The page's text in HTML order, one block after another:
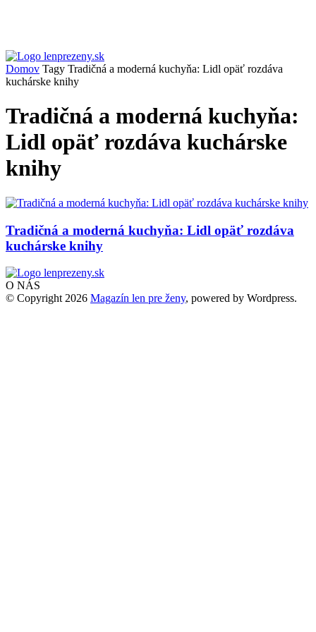
Domov Tagy Tradičná a moderná kuchyňa: Lidl opäť rozdáva
kuchárske knihy
Tradičná a moderná kuchyňa:
Lidl opäť rozdáva kuchárske
knihy
Tradičná a moderná kuchyňa: Lidl opäť rozdáva
kuchárske knihy
O NÁS
© Copyright 2026 Magazín len pre ženy, powered by Wordpress.